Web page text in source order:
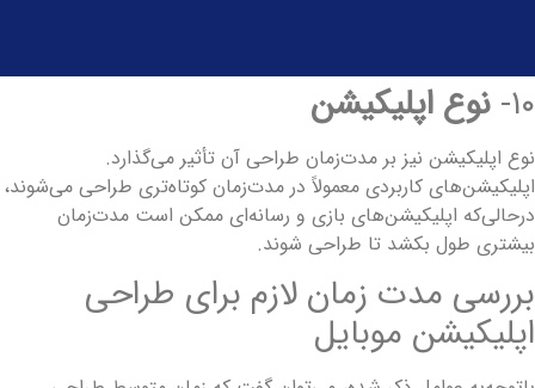
۱۰- نوع اپلیکیشن
نوع اپلیکیشن نیز بر مدت‌زمان طراحی آن تأثیر می‌گذارد.
اپلیکیشن‌های کاربردی معمولاً در مدت‌زمان کوتاه‌تری طراحی می‌شوند،
درحالی‌که اپلیکیشن‌های بازی و رسانه‌ای ممکن است مدت‌زمان
بیشتری طول بکشد تا طراحی شوند.
بررسی مدت زمان لازم برای طراحی
اپلیکیشن موبایل